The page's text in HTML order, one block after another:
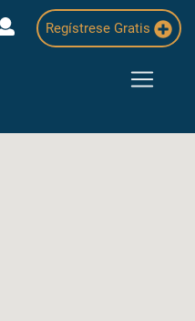
Regístrese Gratis